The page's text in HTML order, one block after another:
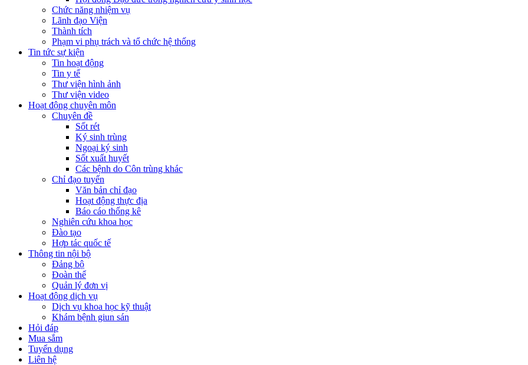
Chức năng nhiệm vụ
Lãnh đạo Viện
Thành tích
Phạm vi phụ trách và tổ chức hệ thống
Tin tức sự kiện
Tin hoạt động
Tin y tế
Thư viện hình ảnh
Thư viện video
Hoạt động chuyên môn
Chuyên đề
Sốt rét
Ký sinh trùng
Ngoại ký sinh
Sốt xuất huyết
Các bệnh do Côn trùng khác
Chỉ đạo tuyến
Văn bản chỉ đạo
Hoạt động thực địa
Báo cáo thống kê
Nghiên cứu khoa học
Đào tạo
Hợp tác quốc tế
Thông tin nội bộ
Đảng bộ
Đoàn thể
Quản lý đơn vị
Hoạt động dịch vụ
Dịch vụ khoa học kỹ thuật
Khám bệnh giun sán
Hỏi đáp
Mua sắm
Tuyển dụng
Liên hệ